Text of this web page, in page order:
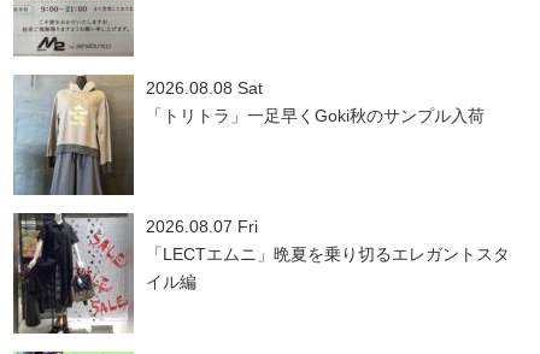
2026.08.08 Sat
「トリトラ」一足早くGoki秋のサンプル入荷
2026.08.07 Fri
「LECTエムニ」晩夏を乗り切るエレガントスタ
イル編